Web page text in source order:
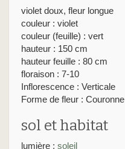
violet doux, fleur longue
couleur : violet
couleur (feuille) : vert
hauteur : 150 cm
hauteur feuille : 80 cm
floraison : 7-10
Inflorescence : Verticale
Forme de fleur : Couronne
sol et habitat
lumière : soleil